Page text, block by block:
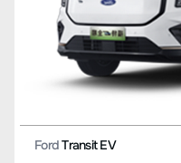
FordTransit EV